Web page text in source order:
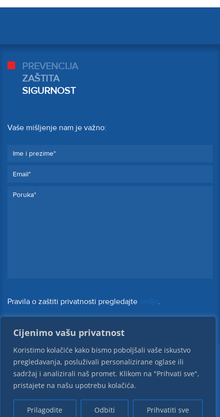
Cijenimo vašu privatnost
Koristimo kolačiće kako bismo poboljšali vaše iskustvo
pregledavanja, posluživali personalizirane oglase ili
sadržaj i analizirali naš promet. Klikom na "Prihvati sve",
pristajete na našu upotrebu kolačića.
Prilagodite Odbiti Prihvatiti sve
PREVENCIJA
ZAŠTITA
SIGURNOST
Vaše mišljenje nam je važno:
Pravila o zaštiti privatnosti pregledajte .
Korozija Zagreb d.o.o. © 2026 Sva prava pridržana